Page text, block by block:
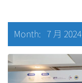
Month: 7 月 2024